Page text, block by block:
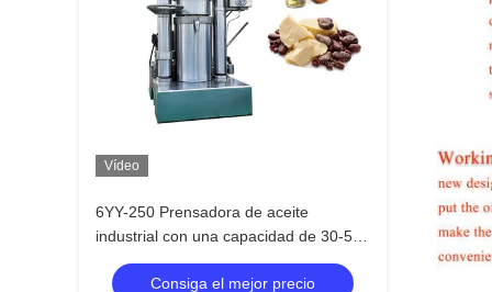
Vídeo
6YY-250 Prensadora de aceite
industrial con una capacidad de 30-50
kg/h y tensión de fase única / 3 fases
Consiga el mejor precio